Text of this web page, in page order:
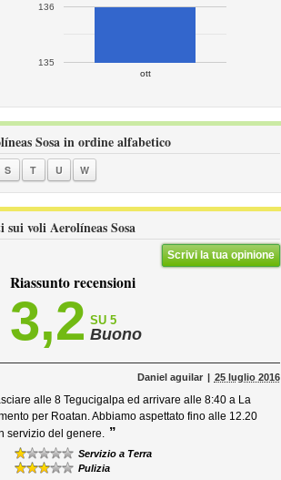
ott
135
136
Sosa in ordine alfabetico
S T U W
voli Aerolíneas Sosa
Scrivi la tua opinione
Riassunto recensioni
3,2 SU 5
Buono
Daniel aguilar 25 luglio 2016
alle 8 Tegucigalpa ed arrivare alle 8:40 a La
per Roatan. Abbiamo aspettato fino alle 12.20
servizio del genere. ”
Servizio a Terra
Pulizia